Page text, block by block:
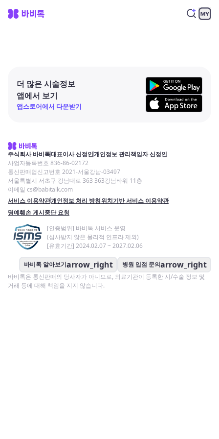
더 많은 시술정보
앱에서 보기
앱스토어에서 다운받기
주식회사 바비톡대표이사 신정인개인정보 관리책임자 신정인
사업자등록번호 836-86-02172
통신판매업신고번호 2021-서울강남-03497
서울특별시 서초구 강남대로 363 363강남타워 11층
이메일 cs@babitalk.com
서비스 이용약관개인정보 처리 방침위치기반 서비스 이용약관
명예훼손 게시중단 요청
[인증범위] 바비톡 서비스 운영
(심사받지 않은 물리적 인프라 제외)
[유효기간] 2024.02.07 ~ 2027.02.06
바비톡 알아보기arrow_right 병원 입점 문의arrow_right
바비톡은 통신판매의 당사자가 아니므로, 의료기관이 등록한 시/수술 정보 및
거래 등에 대해 책임을 지지 않습니다.